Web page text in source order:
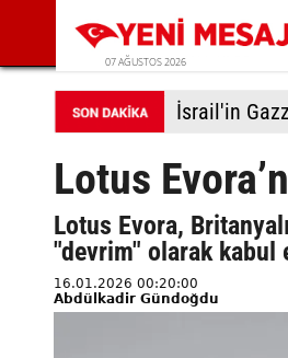
07 AĞUSTOS 2026
Lotus
Lotus Evora,
"devrim" olarak kabul
16.01.2026 00:20:00
Abdülkadir Gündoğdu